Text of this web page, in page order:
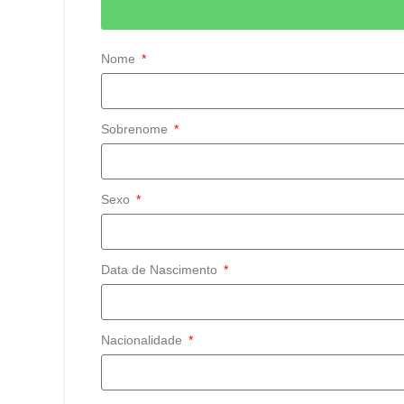
Nome
Sobrenome
Sexo
Data de Nascimento
Nacionalidade